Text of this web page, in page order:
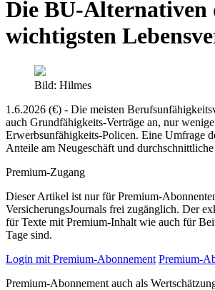
Die BU-Alternativen
wichtigsten
Bild: Hilmes
1.6.2026 (€) - Die meisten
auch Grundfähigkeits-Verträge an, nur wenige
Erwerbsunfähigkeits-Policen. Eine Umfrage
Anteile am Neugeschäft und
Premium-Zugang
Dieser Artikel ist nur für Premium-
VersicherungsJournals frei zugänglich. Der
für Texte mit Premium-Inhalt wie auch für
Tage sind.
Login mit Premium-Abonnement Premium-
Premium-Abonnement auch als